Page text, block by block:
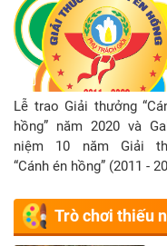
Lễ trao Giải thưởng
hồng” năm 2020 và
niệm 10 năm Giải
“Cánh én hồng” (2011 -
Trò chơi thiếu